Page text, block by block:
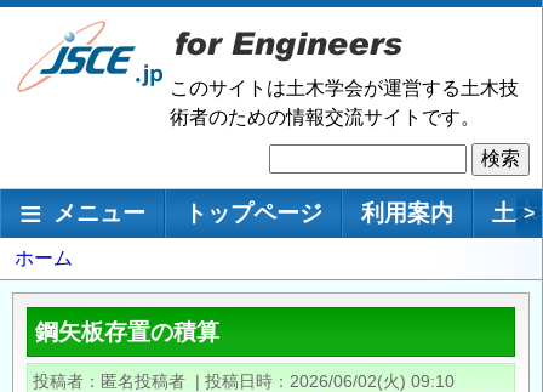
メ
ン
移
このサイトは土木学会が運営する土木技
術者のための情報交流サイトです。
索
メインナビゲーション
メニュー トップページ 利用案内 土 >
パ
ン
く
ず
ホーム
鋼矢板存置の積算
投稿者 匿名投稿者 | 投稿日時
2026/06/02(火) 09:10